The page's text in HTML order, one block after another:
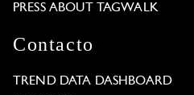
PRESS ABOUT TAGWALK
Contacto
TREND DATA DASHBOARD